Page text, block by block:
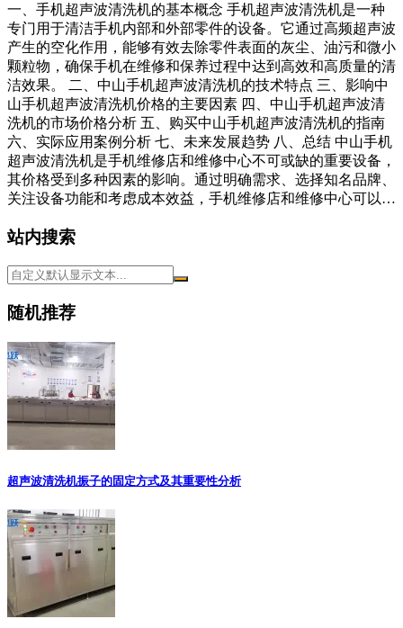
一、手机超声波清洗机的基本概念 手机超声波清洗机是一种
专门用于清洁手机内部和外部零件的设备。它通过高频超声波
产生的空化作用，能够有效去除零件表面的灰尘、油污和微小
颗粒物，确保手机在维修和保养过程中达到高效和高质量的清
洁效果。 二、中山手机超声波清洗机的技术特点 三、影响中
山手机超声波清洗机价格的主要因素 四、中山手机超声波清
洗机的市场价格分析 五、购买中山手机超声波清洗机的指南
六、实际应用案例分析 七、未来发展趋势 八、总结 中山手机
超声波清洗机是手机维修店和维修中心不可或缺的重要设备，
其价格受到多种因素的影响。通过明确需求、选择知名品牌、
关注设备功能和考虑成本效益，手机维修店和维修中心可以…
站内搜索
随机推荐
超声波清洗机振子的固定方式及其重要性分析